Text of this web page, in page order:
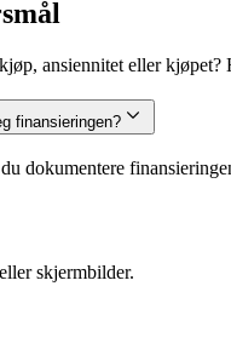
ansiennitet eller kjøpet?
finansieringen?
dokumentere
skjermbilder.